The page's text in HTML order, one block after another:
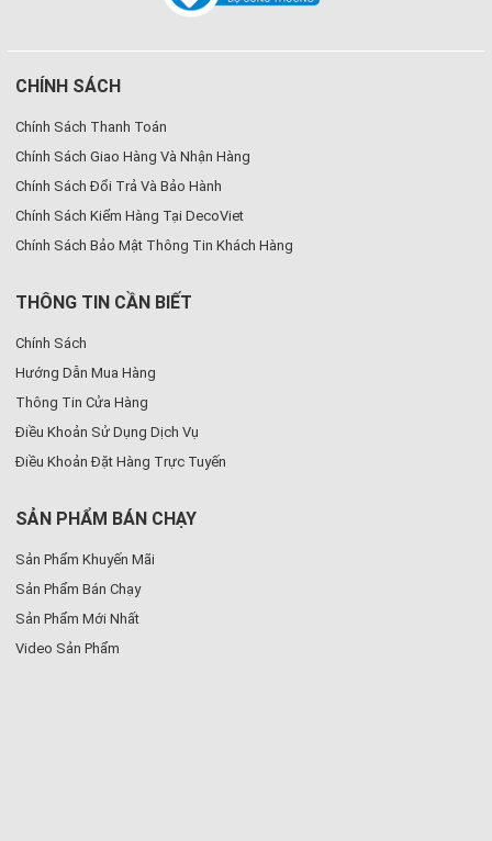
hạn chế. Thiết kế theo một đường thẳng dọc tường giúp tiết kiệm
tối đa không gian mà vẫn đảm bảo đầy đủ các khu vực chức năng
cơ bản. Kiểu dáng này đặc biệt phù hợp với lối sống hiện đại, tối giản
và các căn hộ studio hoặc chung cư nhỏ.
CHÍNH SÁCH
Chính Sách Thanh Toán
Chính Sách Giao Hàng Và Nhận Hàng
Chính Sách Đổi Trả Và Bảo Hành
Chính Sách Kiểm Hàng Tại DecoViet
Chính Sách Bảo Mật Thông Tin Khách Hàng
THÔNG TIN CẦN BIẾT
Chính Sách
Hướng Dẫn Mua Hàng
Thông Tin Cửa Hàng
Điều Khoản Sử Dụng Dịch Vụ
Điều Khoản Đặt Hàng Trực Tuyến
SẢN PHẨM BÁN CHẠY
Sản Phẩm Khuyến Mãi
Sản Phẩm Bán Chạy
Sản Phẩm Mới Nhất
Video Sản Phẩm